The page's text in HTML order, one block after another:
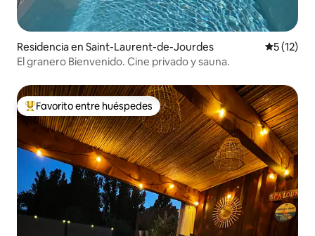
Residencia en Saint-Laurent-de-Jourdes
5 (12)
El granero Bienvenido. Cine privado y sauna.
De los mejores en Favorito entre huéspedes
Favorito entre huéspedes